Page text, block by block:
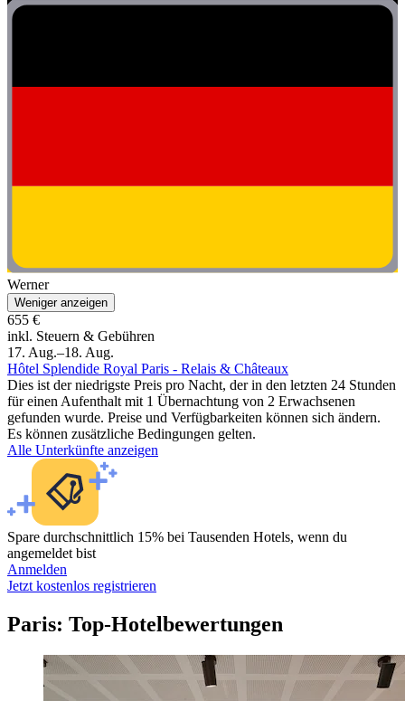
Werner
Weniger anzeigen
655 €
inkl. Steuern & Gebühren
17. Aug.–18. Aug.
Hôtel Splendide Royal Paris - Relais & Châteaux
Dies ist der niedrigste Preis pro Nacht, der in den letzten 24 Stunden
für einen Aufenthalt mit 1 Übernachtung von 2 Erwachsenen
gefunden wurde. Preise und Verfügbarkeiten können sich ändern.
Es können zusätzliche Bedingungen gelten.
Alle Unterkünfte anzeigen
Spare durchschnittlich 15% bei Tausenden Hotels, wenn du
angemeldet bist
Anmelden
Jetzt kostenlos registrieren
Paris: Top-Hotelbewertungen